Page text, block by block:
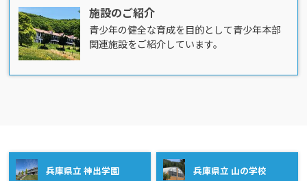
施設のご紹介
青少年の健全な育成を目的として青少年本部
関連施設をご紹介しています。
兵庫県立 神出学園 兵庫県立 山の学校